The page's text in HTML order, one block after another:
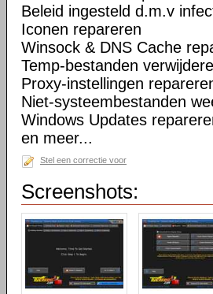
Beleid ingesteld d.m.v
Iconen repareren
Winsock & DNS Cache
Temp-bestanden
Proxy-instellingen
Niet-systeembestanden
Windows Updates
en meer...
Stel een correctie voor
Screenshots: